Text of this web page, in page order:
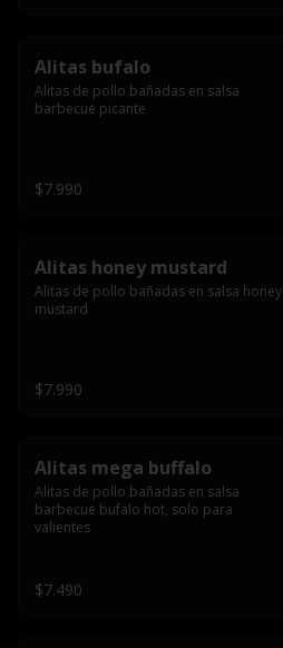
Alitas bufalo
Alitas de pollo bañadas en salsa
barbecue picante
$7.990
Alitas honey mustard
Alitas de pollo bañadas en salsa honey
mustard
$7.990
Alitas mega buffalo
Alitas de pollo bañadas en salsa
barbecue bufalo hot, solo para
valientes
$7.490